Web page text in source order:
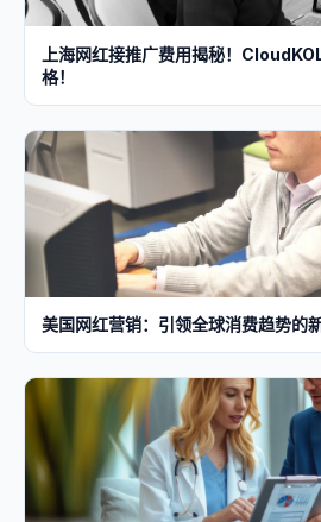
上海网红接推广费用揭秘！
格！
美国网红营销：引领全球消费趋势的